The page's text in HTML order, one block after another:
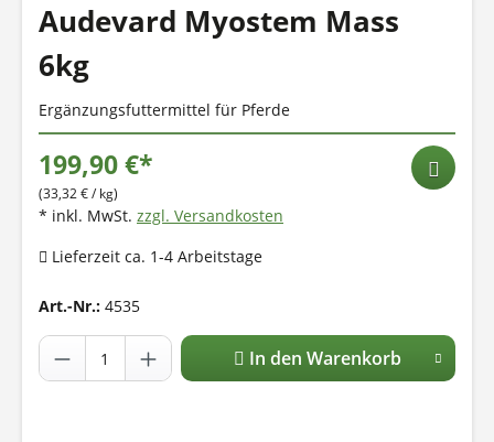
Audevard Myostem Mass
6kg
Ergänzungsfuttermittel für Pferde
199,90 €*
(33,32 € / kg)
* inkl. MwSt. zzgl. Versandkosten
Lieferzeit ca. 1-4 Arbeitstage
Art.-Nr.: 4535
In den Warenkorb